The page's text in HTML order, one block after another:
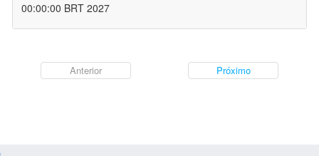
00:00:00 BRT 2027
Anterior Próximo